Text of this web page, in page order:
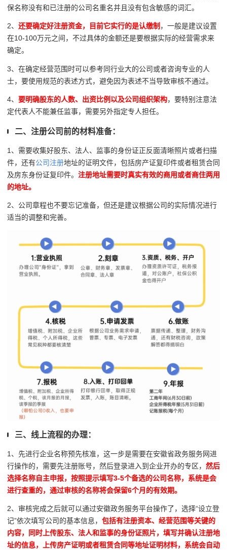
保名称没有和已注册的公司名重名并且没有包含敏感的词汇。
2、 还要确定好注册资金，目前它实行的是认缴制 ，一般是建议设置
在10-100万元之间，不过具体的金额还是要根据实际的经营需求来
确定。
3、在确定经营范围时可以参考同行业大的公司或者咨询专业的人
士，要使用规范的表述方式，避免因为表述不当导致审核不通过。
4、 要明确股东的人数、出资比例以及公司组织架构，要特别注意法
定代表人不能兼任监事，需要另外指定专人担任。
二、注册公司前的材料准备：
1、需要收集好股东、法人、监事的身份证正反面清晰照片或者扫描
件，还有公司注册地址的证明文件，包括房产证复印件或者租赁合同
及房东身份证复印件。 注册地址需要时真实有效的商用或者商住两用
的地址。
2、公司章程也不要忘记准备，但还是建议根据公司的实际情况进行
适当的调整和完善。
三、线上流程的办理：
1、先进行企业名称预先核准，这一步是需要在安徽省政务服务网进
行操作的，需要先注册账号，然后登录进入到企业开办的专区， 然后
选择名称自主申报，按照提示填写3-5个备选的公司名称，系统是会
进行查重的，通过审核的名称将会保留6个月的有效期。
2、审核完成之后就可以通过安徽政务服务平台操作了，选择“设立登
记”依次填写公司的基本信息， 包括有注册资本、经营范围等关键的
内容，同时上传股东、法人和监事的身份证照片，填写并确认注册地
址的信息，上传房产证明或者租赁合同等地址证明材料，系统会自动